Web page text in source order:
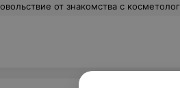
руки и настоящий профессионал который видит вашу кожу и хочет сделать ее лучше, поэтому советует процедуру